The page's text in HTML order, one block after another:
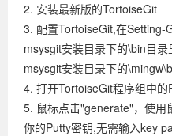
2. 安装最新版的TortoiseGit
3. 配置TortoiseGit,在Setting-
msysgit安装目录下的\bin目
msysgit安装目录下的
4. 打开TortoiseGit程序组中的
5. 鼠标点击"generate"，使用
你的Putty密钥,无需输入key